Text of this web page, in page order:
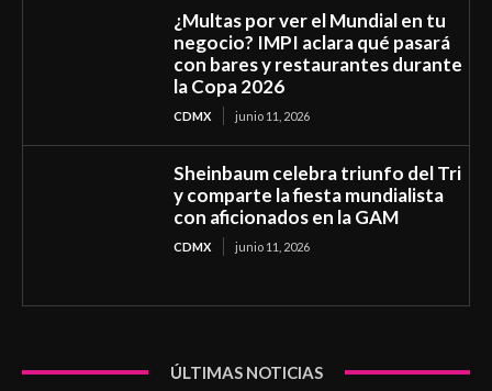
¿Multas por ver el Mundial en tu
negocio? IMPI aclara qué pasará
con bares y restaurantes durante
la Copa 2026
CDMX junio 11, 2026
Sheinbaum celebra triunfo del Tri
y comparte la fiesta mundialista
con aficionados en la GAM
CDMX junio 11, 2026
ÚLTIMAS NOTICIAS